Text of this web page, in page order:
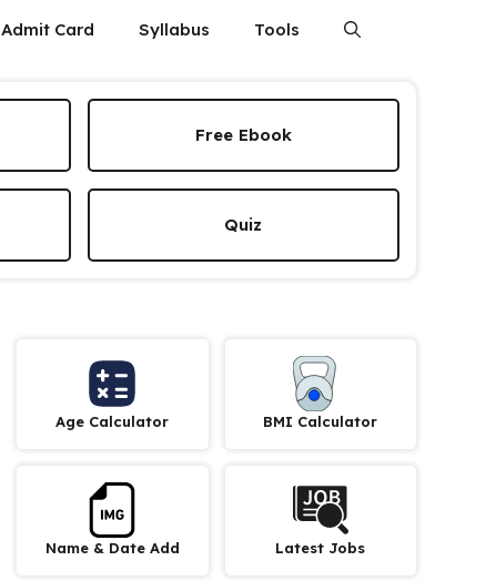
Admit Card Syllabus Tools
Free Ebook
Quiz
Age Calculator BMI Calculator
Name & Date Add Latest Jobs